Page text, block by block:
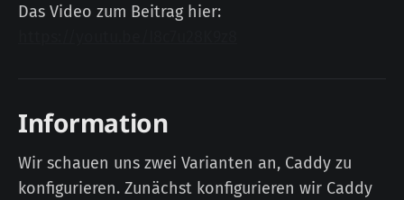
Das Video zum Beitrag hier:
Information
Wir schauen uns zwei Varianten an, Caddy zu
konfigurieren. Zunächst konfigurieren wir Caddy